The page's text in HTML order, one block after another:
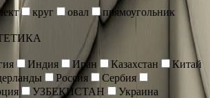
круг овал
прямоугольник
Индия Иран Казахстан
Китай
Россия
Сербия
УЗБЕКИСТАН
Украина